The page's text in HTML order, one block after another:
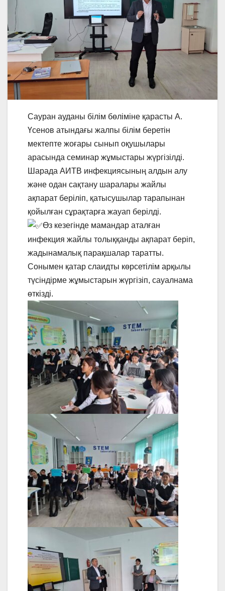
Сауран ауданы білім бөліміне қарасты А.
Үсенов атындағы жалпы білім беретін
мектепте жоғары сынып оқушылары
арасында семинар жұмыстары жүргізілді.
Шарада АИТВ инфекциясының алдын алу
және одан сақтану шаралары жайлы
ақпарат беріліп, қатысушылар тарапынан
қойылған сұрақтарға жауап берілді.
Өз кезегінде мамандар аталған
инфекция жайлы толыққанды ақпарат беріп,
жадынамалық парақшалар таратты.
Сонымен қатар слаидты көрсетілім арқылы
түсіндірме жұмыстарын жүргізіп, сауалнама
өткізді.